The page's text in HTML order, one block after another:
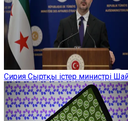
Сирия Сыртқы істер министрі